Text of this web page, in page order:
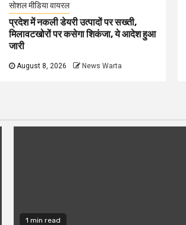
सोशल मीडिया वायरल
प्रदेश में नकली डेयरी उत्पादों पर सख्ती,
मिलावटखोरों पर कसेगा शिकंजा, ये आदेश हुआ
जारी
August 8, 2026 News Warta
1 min read